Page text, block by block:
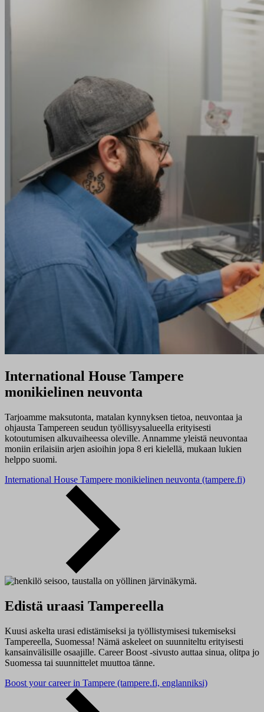
International House Tampere
monikielinen neuvonta
Tarjoamme maksutonta, matalan kynnyksen tietoa, neuvontaa ja
ohjausta Tampereen seudun työllisyysalueella erityisesti
kotoutumisen alkuvaiheessa oleville. Annamme yleistä neuvontaa
moniin erilaisiin arjen asioihin jopa 8 eri kielellä, mukaan lukien
helppo suomi.
International House Tampere monikielinen neuvonta (tampere.fi)
Edistä uraasi Tampereella
Kuusi askelta urasi edistämiseksi ja työllistymisesi tukemiseksi
Tampereella, Suomessa! Nämä askeleet on suunniteltu erityisesti
kansainvälisille osaajille. Career Boost -sivusto auttaa sinua, olitpa jo
Suomessa tai suunnittelet muuttoa tänne.
Boost your career in Tampere (tampere.fi, englanniksi)